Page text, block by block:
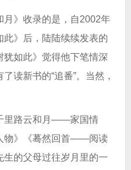
月》收录的是，自2002年
》后，陆陆续续发表的
如此》觉得他下笔情深
读新书的“追番”。当然，
里路云和月——家国情
物》《蓦然回首——阅读
生的父母过往岁月里的一